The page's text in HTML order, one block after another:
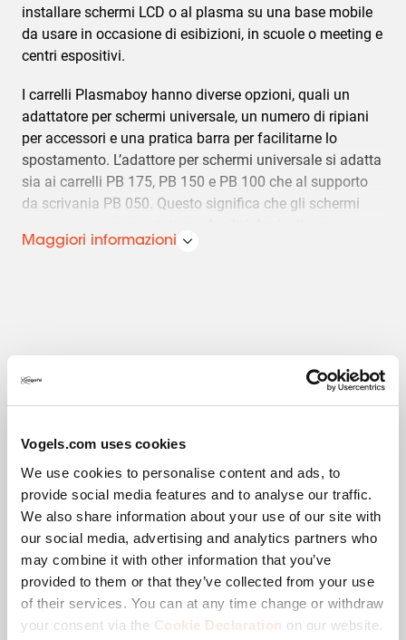
Vogels.com uses cookies
We use cookies to personalise content and ads, to
provide social media features and to analyse our traffic.
We also share information about your use of our site with
our social media, advertising and analytics partners who
may combine it with other information that you’ve
provided to them or that they’ve collected from your use
of their services. You can at any time change or withdraw
your consent via the Cookie Declaration on our website.
installare schermi LCD o al plasma su una base mobile
da usare in occasione di esibizioni, in scuole o meeting e
centri espositivi.
I carrelli Plasmaboy hanno diverse opzioni, quali un
adattatore per schermi universale, un numero di ripiani
per accessori e una pratica barra per facilitarne lo
spostamento. L’adattore per schermi universale si adatta
sia ai carrelli PB 175, PB 150 e PB 100 che al supporto
da scrivania PB 050. Questo significa che gli schermi
installazioni.
Maggiori informazioni
Specifiche tecniche
EAN scatola singola
Parte di ricambio per articolo7321750
Garanzia 2 anni
Massimo peso di carico (kg) 50
Dimensione minima dello schermo (pollici) 36